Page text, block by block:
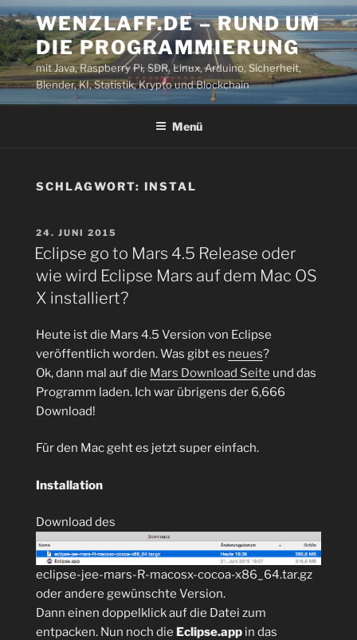
Zum
Inhalt
springen
WENZLAFF.DE – RUND UM
DIE PROGRAMMIERUNG
mit Java, Raspberry Pi, SDR, Linux, Arduino, Sicherheit,
Blender, KI, Statistik, Krypto und Blockchain
Menü
SCHLAGWORT: INSTAL
VERÖFFENTLICHT
AM
24. JUNI 2015
Eclipse go to Mars 4.5 Release oder
wie wird Eclipse Mars auf dem Mac OS
X installiert?
Heute ist die Mars 4.5 Version von Eclipse
veröffentlich worden. Was gibt es neues?
Ok, dann mal auf die Mars Download Seite und das
Programm laden. Ich war übrigens der 6,666
Download!
Für den Mac geht es jetzt super einfach.
Installation
Download des
eclipse-jee-mars-R-macosx-cocoa-x86_64.tar.gz
oder andere gewünschte Version.
Dann einen doppelklick auf die Datei zum
entpacken. Nun noch die Eclipse.app in das